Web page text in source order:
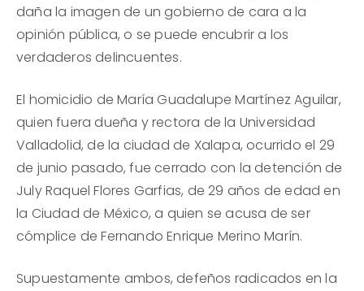
daña la imagen de un gobierno de cara a la
opinión pública, o se puede encubrir a los
verdaderos delincuentes.
El homicidio de María Guadalupe Martínez Aguilar,
quien fuera dueña y rectora de la Universidad
Valladolid, de la ciudad de Xalapa, ocurrido el 29
de junio pasado, fue cerrado con la detención de
July Raquel Flores Garfias, de 29 años de edad en
la Ciudad de México, a quien se acusa de ser
cómplice de Fernando Enrique Merino Marín.
Supuestamente ambos, defeños radicados en la